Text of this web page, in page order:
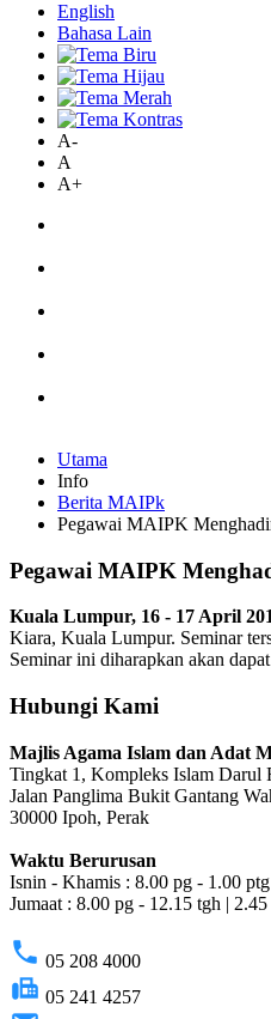
English
Bahasa Lain
A-
A
A+
Utama
Info
Berita MAIPk
Pegawai MAIPK
Pegawai MAIPK
Kuala Lumpur, 16 - 17 April
Kiara, Kuala Lumpur. Seminar
Seminar ini diharapkan akan
Hubungi Kami
Majlis Agama Islam dan Adat
Tingkat 1, Kompleks Islam Darul
Jalan Panglima Bukit Gantang
30000 Ipoh, Perak
Waktu Berurusan
Isnin - Khamis : 8.00 pg - 1.00
Jumaat : 8.00 pg - 12.15 tgh |
phone 05 208 4000
fax 05 241 4257